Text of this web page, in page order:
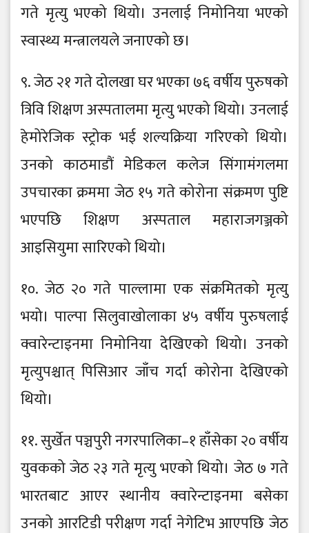
गते मृत्यु भएको थियो। उनलाई निमोनिया भएको
स्वास्थ्य मन्त्रालयले जनाएको छ।
९. जेठ २१ गते दोलखा घर भएका ७६ वर्षीय पुरुषको
त्रिवि शिक्षण अस्पतालमा मृत्यु भएको थियो। उनलाई
हेमोरेजिक स्ट्रोक भई शल्यक्रिया गरिएको थियो।
उनको काठमाडौं मेडिकल कलेज सिंगामंगलमा
उपचारका क्रममा जेठ १५ गते कोरोना संक्रमण पुष्टि
भएपछि शिक्षण अस्पताल महाराजगञ्जको
आइसियुमा सारिएको थियो।
१०. जेठ २० गते पाल्लामा एक संक्रमितको मृत्यु
भयो। पाल्पा सिलुवाखोलाका ४५ वर्षीय पुरुषलाई
क्वारेन्टाइनमा निमोनिया देखिएको थियो। उनको
मृत्युपश्चात् पिसिआर जाँच गर्दा कोरोना देखिएको
थियो।
११. सुर्खेत पञ्चपुरी नगरपालिका–१ हाँसेका २० वर्षीय
युवकको जेठ २३ गते मृत्यु भएको थियो। जेठ ७ गते
भारतबाट आएर स्थानीय क्वारेन्टाइनमा बसेका
उनको आरटिडी परीक्षण गर्दा नेगेटिभ आएपछि जेठ